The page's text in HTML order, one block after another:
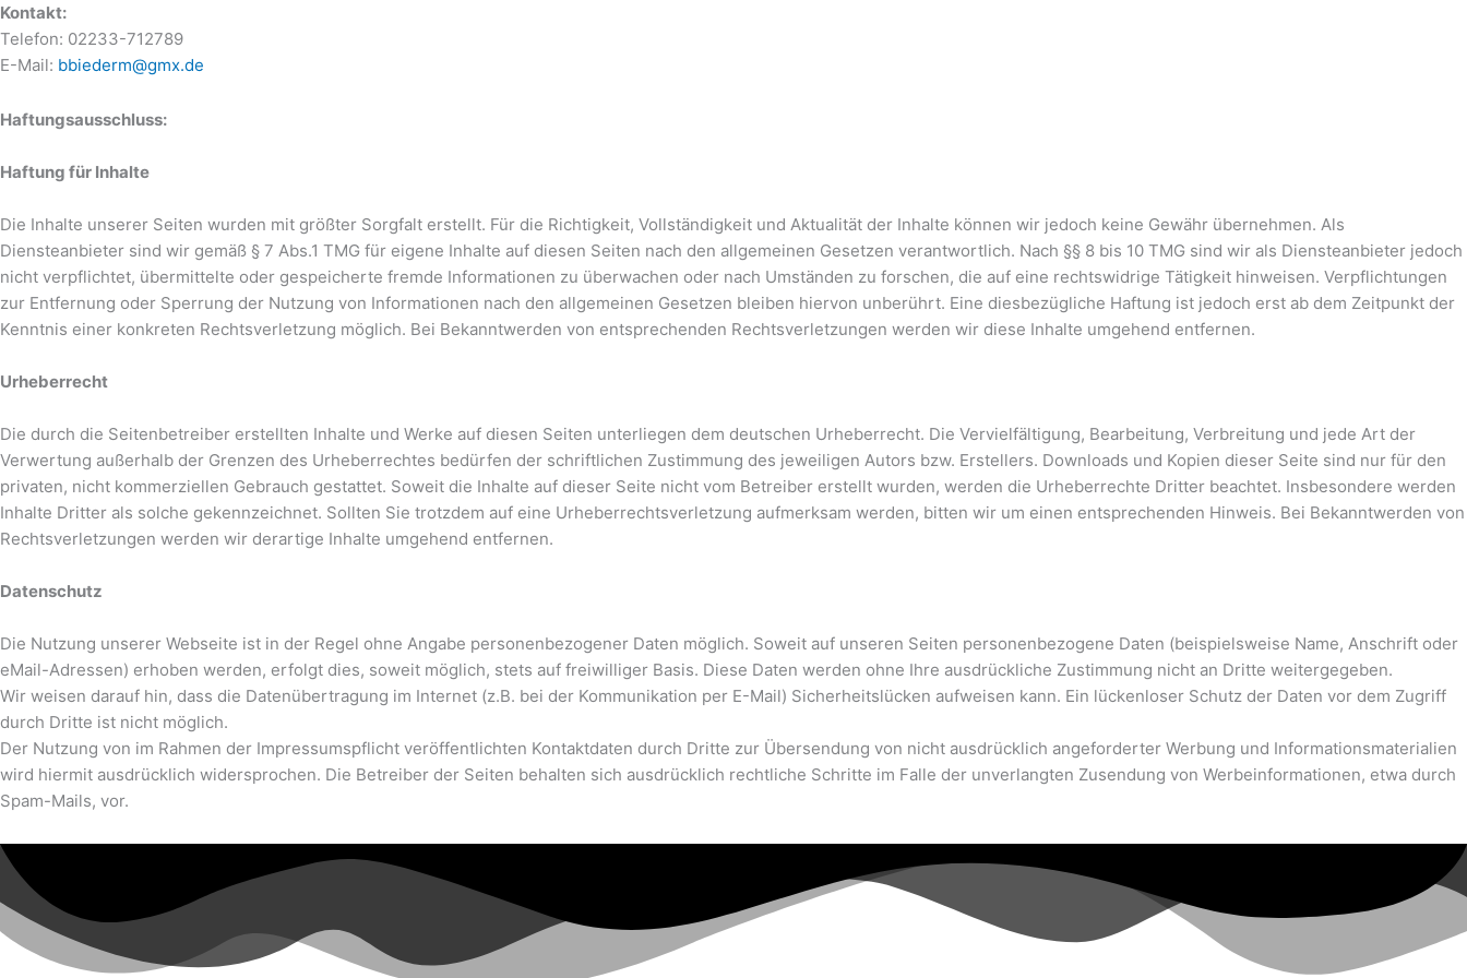
Kontakt:
Telefon: 02233-712789
E-Mail: bbiederm@gmx.de
Haftungsausschluss:
Haftung für Inhalte
Die Inhalte unserer Seiten wurden mit größter Sorgfalt erstellt. Für die Richtigkeit, Vollständigkeit und Aktualität der Inhalte können wir jedoch keine Gewähr übernehmen. Als
Diensteanbieter sind wir gemäß § 7 Abs.1 TMG für eigene Inhalte auf diesen Seiten nach den allgemeinen Gesetzen verantwortlich. Nach §§ 8 bis 10 TMG sind wir als Diensteanbieter jedoch
nicht verpflichtet, übermittelte oder gespeicherte fremde Informationen zu überwachen oder nach Umständen zu forschen, die auf eine rechtswidrige Tätigkeit hinweisen. Verpflichtungen
zur Entfernung oder Sperrung der Nutzung von Informationen nach den allgemeinen Gesetzen bleiben hiervon unberührt. Eine diesbezügliche Haftung ist jedoch erst ab dem Zeitpunkt der
Kenntnis einer konkreten Rechtsverletzung möglich. Bei Bekanntwerden von entsprechenden Rechtsverletzungen werden wir diese Inhalte umgehend entfernen.
Urheberrecht
Die durch die Seitenbetreiber erstellten Inhalte und Werke auf diesen Seiten unterliegen dem deutschen Urheberrecht. Die Vervielfältigung, Bearbeitung, Verbreitung und jede Art der
Verwertung außerhalb der Grenzen des Urheberrechtes bedürfen der schriftlichen Zustimmung des jeweiligen Autors bzw. Erstellers. Downloads und Kopien dieser Seite sind nur für den
privaten, nicht kommerziellen Gebrauch gestattet. Soweit die Inhalte auf dieser Seite nicht vom Betreiber erstellt wurden, werden die Urheberrechte Dritter beachtet. Insbesondere werden
Inhalte Dritter als solche gekennzeichnet. Sollten Sie trotzdem auf eine Urheberrechtsverletzung aufmerksam werden, bitten wir um einen entsprechenden Hinweis. Bei Bekanntwerden von
Rechtsverletzungen werden wir derartige Inhalte umgehend entfernen.
Datenschutz
Die Nutzung unserer Webseite ist in der Regel ohne Angabe personenbezogener Daten möglich. Soweit auf unseren Seiten personenbezogene Daten (beispielsweise Name, Anschrift oder
eMail-Adressen) erhoben werden, erfolgt dies, soweit möglich, stets auf freiwilliger Basis. Diese Daten werden ohne Ihre ausdrückliche Zustimmung nicht an Dritte weitergegeben.
Wir weisen darauf hin, dass die Datenübertragung im Internet (z.B. bei der Kommunikation per E-Mail) Sicherheitslücken aufweisen kann. Ein lückenloser Schutz der Daten vor dem Zugriff
durch Dritte ist nicht möglich.
Der Nutzung von im Rahmen der Impressumspflicht veröffentlichten Kontaktdaten durch Dritte zur Übersendung von nicht ausdrücklich angeforderter Werbung und Informationsmaterialien
wird hiermit ausdrücklich widersprochen. Die Betreiber der Seiten behalten sich ausdrücklich rechtliche Schritte im Falle der unverlangten Zusendung von Werbeinformationen, etwa durch
Spam-Mails, vor.